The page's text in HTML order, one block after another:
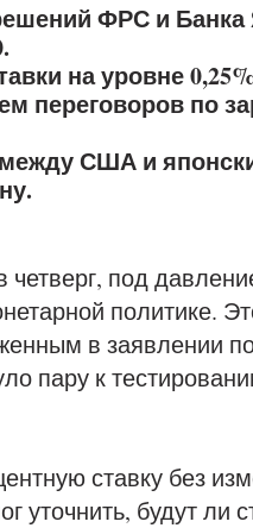
ФРС и
на уровне
переговоров по
США и
четверг, под
политике.
в заявлении
пару к
ставку без
уточнить, будут ли